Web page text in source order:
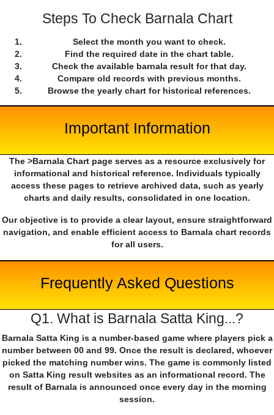
Steps To Check Barnala Chart
Select the month you want to check.
Find the required date in the chart table.
Check the available barnala result for that day.
Compare old records with previous months.
Browse the yearly chart for historical references.
Important Information
The >Barnala Chart page serves as a resource exclusively for
informational and historical reference. Individuals typically
access these pages to retrieve archived data, such as yearly
charts and daily results, consolidated in one location.
Our objective is to provide a clear layout, ensure straightforward
navigation, and enable efficient access to Barnala chart records
for all users.
Frequently Asked Questions
Q1. What is Barnala Satta King...?
Barnala Satta King is a number-based game where players pick a
number between 00 and 99. Once the result is declared, whoever
picked the matching number wins. The game is commonly listed
on Satta King result websites as an informational record. The
result of Barnala is announced once every day in the morning
session.